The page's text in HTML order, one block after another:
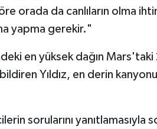
orada da canlıların olma
yapma gerekir."
en yüksek dağın
Yıldız, en derin
sorularını